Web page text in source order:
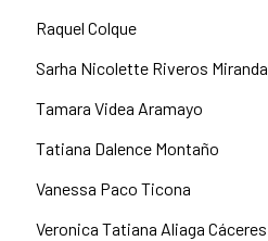
Raquel Colque
Sarha Nicolette Riveros Miranda
Tamara Videa Aramayo
Tatiana Dalence Montaño
Vanessa Paco Ticona
Veronica Tatiana Aliaga Cáceres